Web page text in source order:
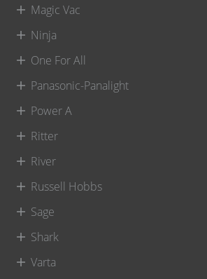
Magic Vac
Ninja
One For All
Panasonic-Panalight
Power A
Ritter
River
Russell Hobbs
Sage
Shark
Varta